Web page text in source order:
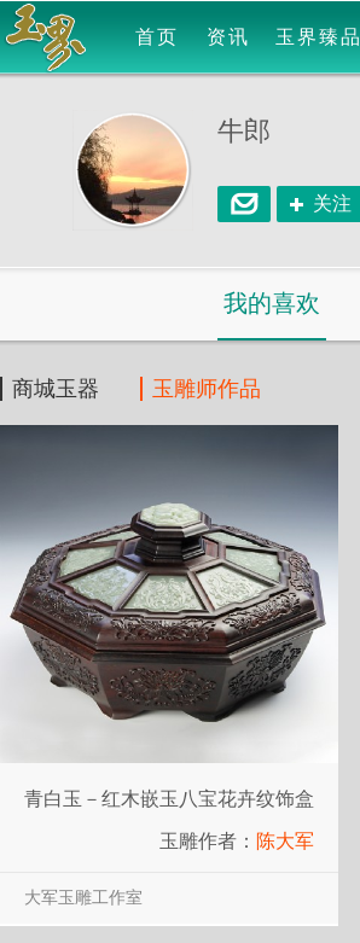
首页 资讯 玉界臻品
牛郎
关注
我的喜欢
商城玉器 玉雕师作品
青白玉－红木嵌玉八宝花卉纹饰盒
玉雕作者： 陈大军
大军玉雕工作室